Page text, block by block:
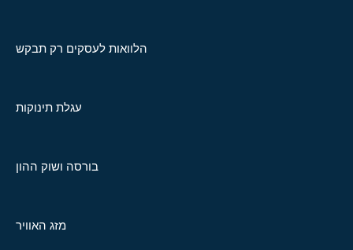
הלוואות לעסקים רק תבקש
עגלת תינוקות
בורסה ושוק ההון
מזג האוויר